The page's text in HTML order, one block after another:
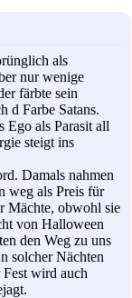
als
nur wenige
färbte sein
d Farbe Satans.
Ego als Parasit all
steigt ins
Damals nahmen
weg als Preis für
Mächte, obwohl sie
von Halloween
den Weg zu uns
solcher Nächten
wird auch